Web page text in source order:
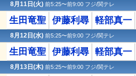
8月11日(火) 前5:25〜前9:00 フジ/関テレ
生田竜聖 伊藤利尋 軽部真一
8月12日(水) 前5:25〜前9:00 フジ/関テレ
生田竜聖 伊藤利尋 軽部真一
8月13日(木) 前5:25〜前9:00 フジ/関テレ